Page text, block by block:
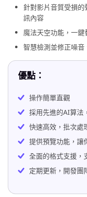
針對影片音質受損
訊內容
魔法天空功能，一
智慧檢測並修正噪
優點：
操作簡單直觀
採用先進的AI算法
快速高效，批次處
提供預覽功能，讓
全面的格式支援，
定期更新，開發團